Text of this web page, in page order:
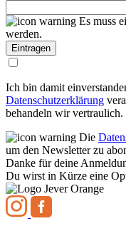
Es muss
werden.
Ich bin damit
Datenschutzerklärung
behandeln wir
Die
um den Newsletter zu
Danke für deine
Du wirst in Kürze eine